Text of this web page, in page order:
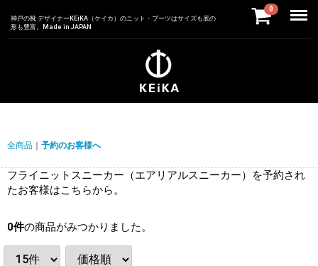
神戸の靴 デザイナーKEiKA（ケイカ）のニット・ブーツはサイズも底の
形も豊富。Made in JAPAN
0 Menu
全商品 予約のお客様へ
フライニットスニーカー（エアリアルスニーカー）を予約され
たお客様はこちらから。
0件の商品がみつかりました。